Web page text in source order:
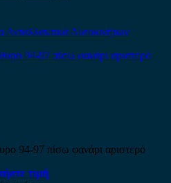
Ανταλλακτικά Αυτοκινήτων
94-97 πίσω φανάρι αριστερό
τιμή